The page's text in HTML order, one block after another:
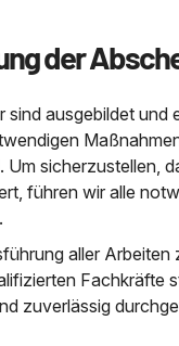
der
sind ausgebildet und
sicherzustellen,
führen wir alle
aller
Fachkräfte
zuverlässig